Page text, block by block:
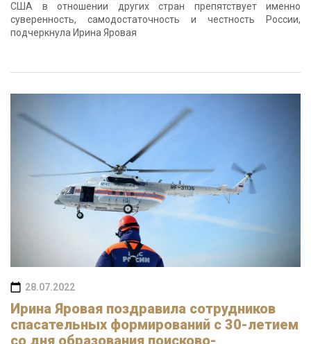
США в отношении других стран препятствует именно
суверенность, самодостаточность и честность России,
подчеркнула Ирина Яровая
28.07.2022
Ирина Яровая поздравила сотрудников
спасательных формирований с 30-летием
со дня образования поисково-